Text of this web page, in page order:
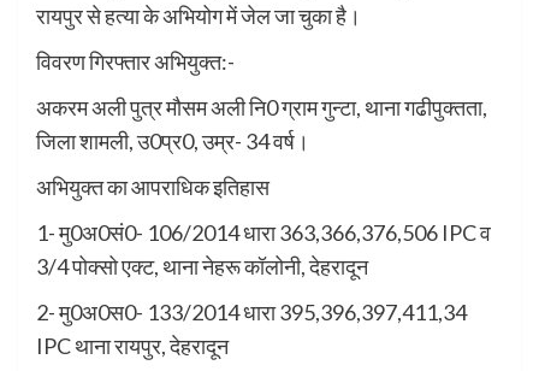
रायपुर से हत्या के अभियोग में जेल जा चुका है।
विवरण गिरफ्तार अभियुक्त:-
अकरम अली पुत्र मौसम अली नि0 ग्राम गुन्टा, थाना गढीपुक्तता,
जिला शामली, उ0प्र0, उम्र- 34 वर्ष।
अभियुक्त का आपराधिक इतिहास
1- मु0अ0सं0- 106/2014 धारा 363,366,376,506 IPC व
3/4 पोक्सो एक्ट, थाना नेहरू कॉलोनी, देहरादून
2- मु0अ0स0- 133/2014 धारा 395,396,397,411,34
IPC थाना रायपुर, देहरादून